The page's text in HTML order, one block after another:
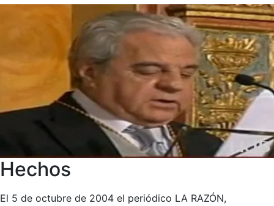
Hechos
El 5 de octubre de 2004 el periódico LA RAZÓN,